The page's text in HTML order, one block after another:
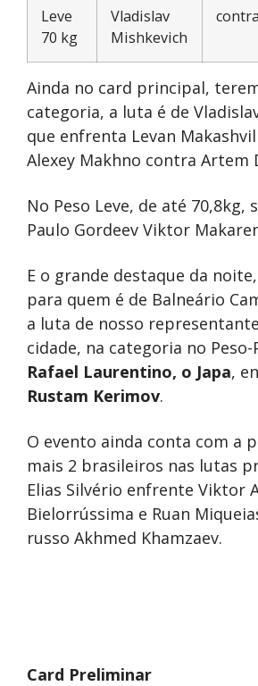
Leve
70 kg
Vladislav
Mishkevich
contra
Ainda no card principal,
categoria, a luta é de
que enfrenta Levan
Alexey Makhno contra Artem
No Peso Leve, de até 70,8kg,
Paulo Gordeev Viktor
E o grande destaque da
para quem é de Balneário
a luta de nosso
cidade, na categoria no Peso-
Rafael Laurentino, o Japa,
Rustam Kerimov.
O evento ainda conta com a
mais 2 brasileiros nas lutas
Elias Silvério enfrente Viktor
Bielorrússima e Ruan
russo Akhmed Khamzaev.
Card Preliminar